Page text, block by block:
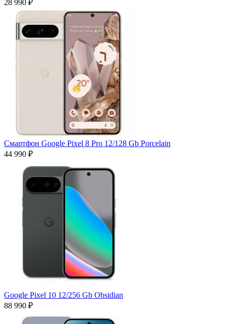
28 990 ₽
Смартфон Google Pixel 8 Pro 12/128 Gb Porcelain
44 990 ₽
Google Pixel 10 12/256 Gb Obsidian
88 990 ₽